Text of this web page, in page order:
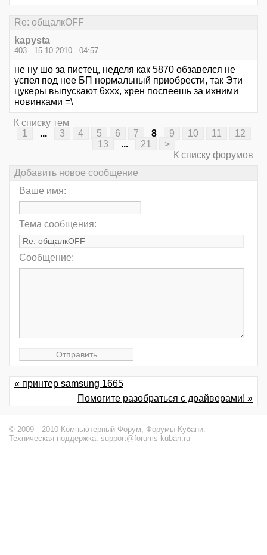
Re: общалкOFF
kapysta
403 - 15.10.2010 - 04:57
не ну шо за пистец, неделя как 5870 обзавелся не
успел под нее БП нормальный приобрести, так Эти
цукеры выпускают 6ххх, хрен поспеешь за ихними
новинками =\
К списку тем
1
... 3 4 5 6 7 8 9 10 11
12
13
... 21
>
К списку форумов
Добавить новое сообщение
Ваше имя:
Тема сообщения:
Сообщение:
« принтер samsung 1665
Помогите разобраться с драйверами! »
© 2009—2010 Компьютерный Форум, Форумы Кубани.
Техническая поддержка: support@forums-kuban.ru